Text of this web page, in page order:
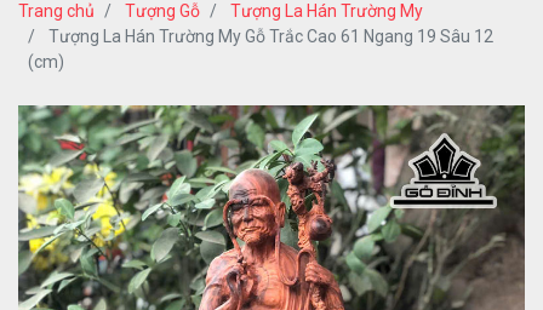
Trang chủ Tượng Gỗ
Tượng La Hán Trường My
Tượng La Hán Trường My Gỗ Trắc Cao 61 Ngang 19 Sâu 12
(cm)